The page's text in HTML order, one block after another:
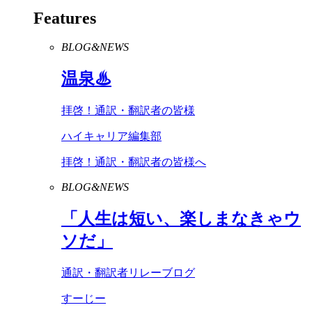
Features
BLOG&NEWS
温泉♨
拝啓！通訳・翻訳者の皆様
ハイキャリア編集部
拝啓！通訳・翻訳者の皆様へ
BLOG&NEWS
「人生は短い、楽しまなきゃウ
ソだ」
通訳・翻訳者リレーブログ
すーじー